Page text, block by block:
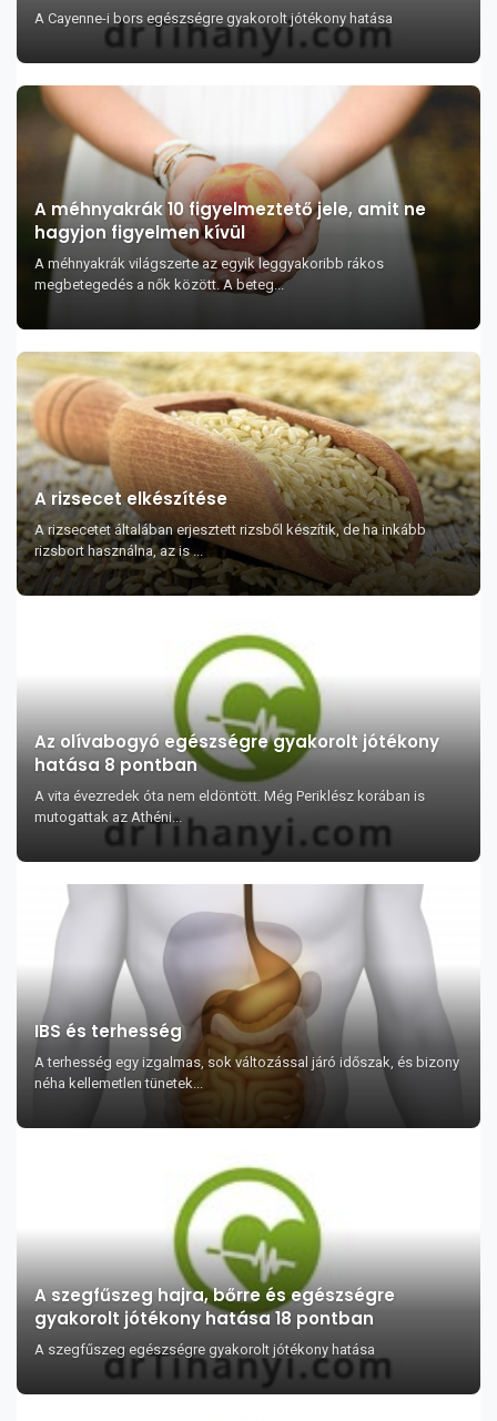
A Cayenne-i bors egészségre gyakorolt jótékony hatása
A méhnyakrák 10 figyelmeztető jele, amit ne
hagyjon figyelmen kívül
A méhnyakrák világszerte az egyik leggyakoribb rákos
megbetegedés a nők között. A beteg...
A rizsecet elkészítése
A rizsecetet általában erjesztett rizsből készítik, de ha inkább
rizsbort használna, az is ...
Az olívabogyó egészségre gyakorolt jótékony
hatása 8 pontban
A vita évezredek óta nem eldöntött. Még Periklész korában is
mutogattak az Athéni...
IBS és terhesség
A terhesség egy izgalmas, sok változással járó időszak, és bizony
néha kellemetlen tünetek...
A szegfűszeg hajra, bőrre és egészségre
gyakorolt jótékony hatása 18 pontban
A szegfűszeg egészségre gyakorolt jótékony hatása